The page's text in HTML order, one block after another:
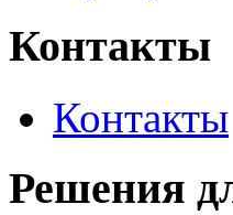
Контакты
Контакты
Решения